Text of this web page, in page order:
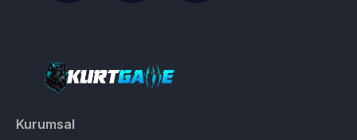
Kurumsal